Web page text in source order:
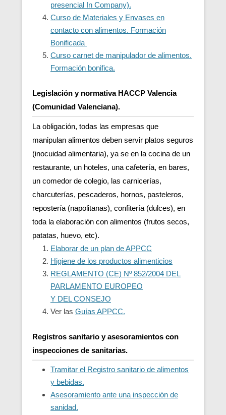
presencial In Company).
Curso de Materiales y Envases en
contacto con alimentos. Formación
Bonificada
Curso carnet de manipulador de alimentos.
Formación bonifica.
Legislación y normativa HACCP Valencia
(Comunidad Valenciana).
La obligación, todas las empresas que
manipulan alimentos deben servir platos seguros
(inocuidad alimentaria), ya se en la cocina de un
restaurante, un hoteles, una cafetería, en bares,
un comedor de colegio, las carnicerías,
charcuterías, pescaderos, hornos, pasteleros,
repostería (napolitanas), confitería (dulces), en
toda la elaboración con alimentos (frutos secos,
patatas, huevo, etc).
Elaborar de un plan de APPCC
Higiene de los productos alimenticios
REGLAMENTO (CE) Nº 852/2004 DEL
PARLAMENTO EUROPEO
Y DEL CONSEJO
Ver las Guías APPCC.
Registros sanitario y asesoramientos con
inspecciones de sanitarias.
Tramitar el Registro sanitario de alimentos
y bebidas.
Asesoramiento ante una inspección de
sanidad.